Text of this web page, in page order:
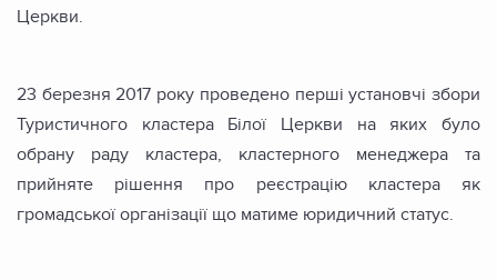
Церкви.
23 березня 2017 року проведено перші установчі збори
Туристичного кластера Білої Церкви на яких було
обрану раду кластера, кластерного менеджера та
прийняте рішення про реєстрацію кластера як
громадської організації що матиме юридичний статус.